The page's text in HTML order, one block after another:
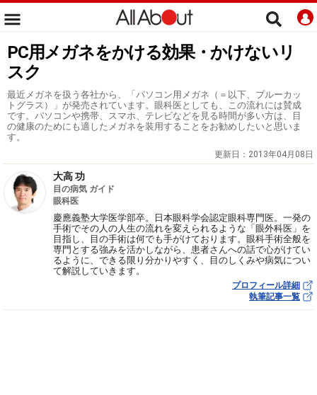
PC用メガネをかける効果・かけないリ
スク
最近メガネを扱う各社から、「パソコン用メガネ（＝以下、ブルーカッ
トグラス）」が発売されています。眼科医としても、この流れには賛成
です。パソコンや携帯、スマホ、テレビなどを見る時間が多い方は、目
の健康のためにも適したメガネを装用することをお勧めしたいと思いま
す。
更新日： 2013年04月08日
大高 功
目の病気 ガイド
眼科医
慶應義塾大学医学部卒。日本眼科学会認定眼科専門医。一発の
手術でその人の人生の流れを変えられるような「眼外科医」を
目指し、目の手術は何でも手がけております。眼科手術全般を
専門とする強みを活かしながら、患者さんへの話で心がけてい
るように、できる限り分かりやすく、目のしくみや病気につい
て解説していきます。
プロフィール詳細
執筆記事一覧